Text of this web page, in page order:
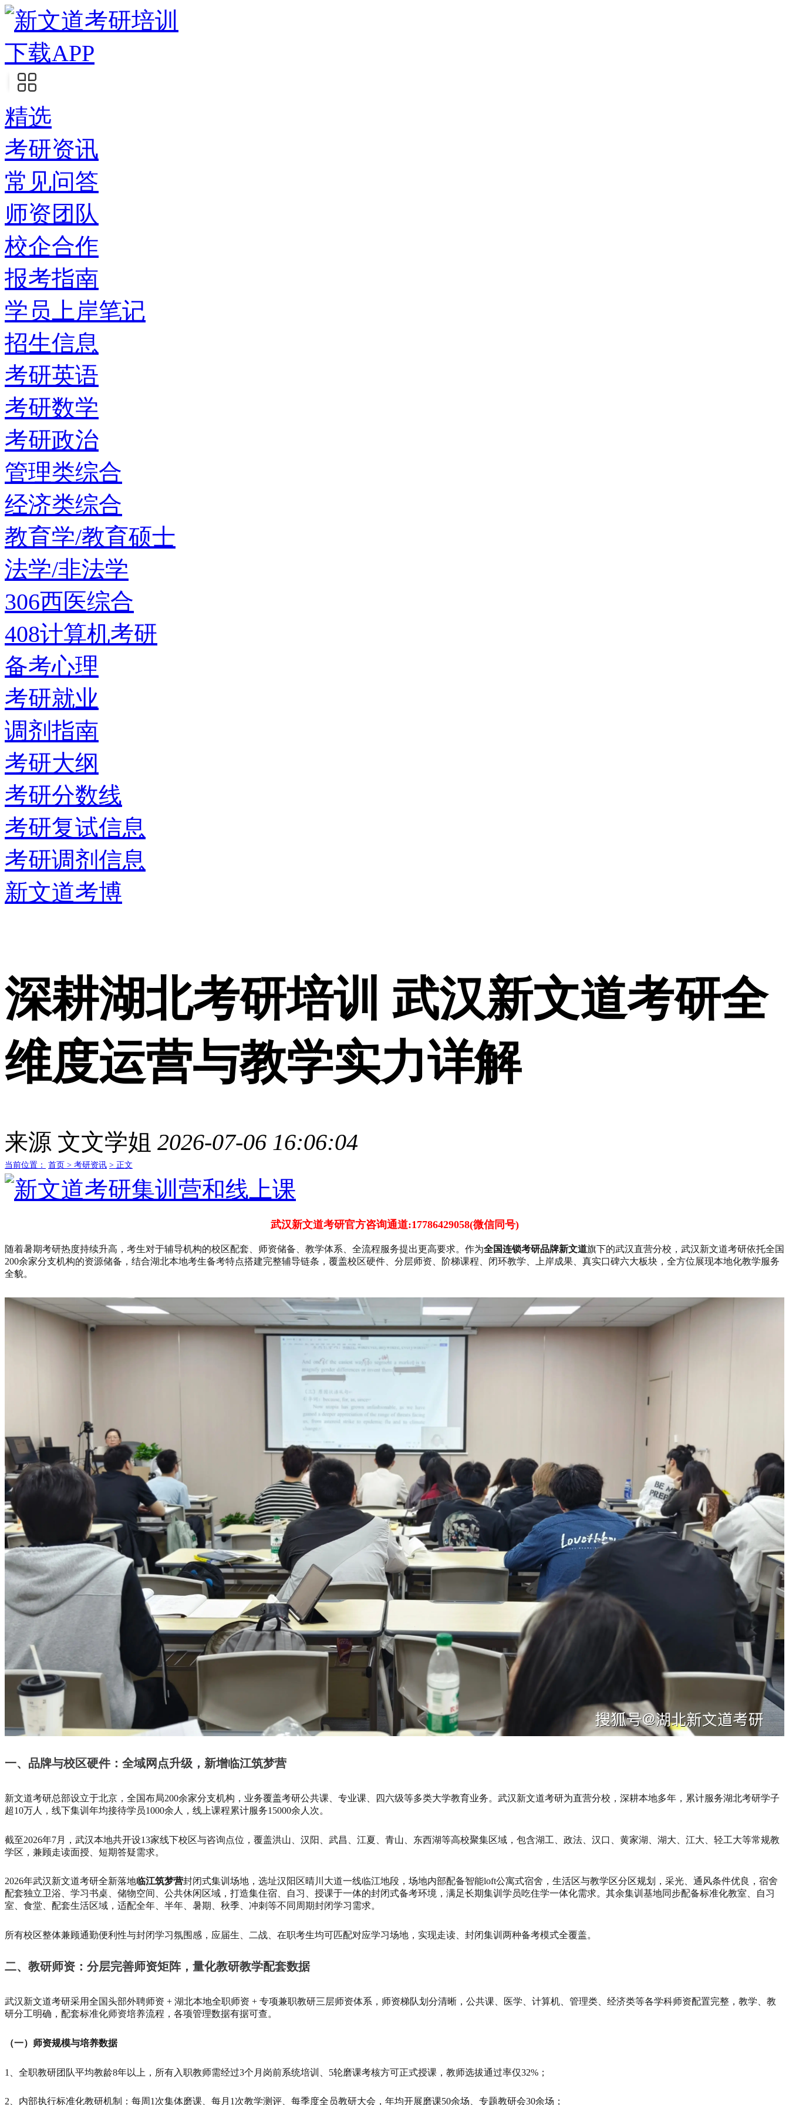
下载APP
精选
考研资讯
常见问答
师资团队
校企合作
报考指南
学员上岸笔记
招生信息
考研英语
考研数学
考研政治
管理类综合
经济类综合
教育学/教育硕士
法学/非法学
306西医综合
408计算机考研
备考心理
考研就业
调剂指南
考研大纲
考研分数线
考研复试信息
考研调剂信息
新文道考博
深耕湖北考研培训 武汉新文道考研全
维度运营与教学实力详解
来源 文文学姐 2026-07-06 16:06:04
当前位置： 首页 > 考研资讯 > 正文
武汉新文道考研官方咨询通道:17786429058(微信同号)
随着暑期考研热度持续升高，考生对于辅导机构的校区配套、师资储备、教学体系、全流程服务提出更高要求。作为全国连锁考研品牌新文道旗下的武汉直营分校，武汉新文道考研依托全国
200余家分支机构的资源储备，结合湖北本地考生备考特点搭建完整辅导链条，覆盖校区硬件、分层师资、阶梯课程、闭环教学、上岸成果、真实口碑六大板块，全方位展现本地化教学服务
全貌。
一、品牌与校区硬件：全域网点升级，新增临江筑梦营
新文道考研总部设立于北京，全国布局200余家分支机构，业务覆盖考研公共课、专业课、四六级等多类大学教育业务。武汉新文道考研为直营分校，深耕本地多年，累计服务湖北考研学子
超10万人，线下集训年均接待学员1000余人，线上课程累计服务15000余人次。
截至2026年7月，武汉本地共开设13家线下校区与咨询点位，覆盖洪山、汉阳、武昌、江夏、青山、东西湖等高校聚集区域，包含湖工、政法、汉口、黄家湖、湖大、江大、轻工大等常规教
学区，兼顾走读面授、短期答疑需求。
2026年武汉新文道考研全新落地临江筑梦营封闭式集训场地，选址汉阳区晴川大道一线临江地段，场地内部配备智能loft公寓式宿舍，生活区与教学区分区规划，采光、通风条件优良，宿舍
配套独立卫浴、学习书桌、储物空间、公共休闲区域，打造集住宿、自习、授课于一体的封闭式备考环境，满足长期集训学员吃住学一体化需求。其余集训基地同步配备标准化教室、自习
室、食堂、配套生活区域，适配全年、半年、暑期、秋季、冲刺等不同周期封闭学习需求。
所有校区整体兼顾通勤便利性与封闭学习氛围感，应届生、二战、在职考生均可匹配对应学习场地，实现走读、封闭集训两种备考模式全覆盖。
二、教研师资：分层完善师资矩阵，量化教研教学配套数据
武汉新文道考研采用全国头部外聘师资 + 湖北本地全职师资 + 专项兼职教研三层师资体系，师资梯队划分清晰，公共课、医学、计算机、管理类、经济类等各学科师资配置完整，教学、教
研分工明确，配套标准化师资培养流程，各项管理数据有据可查。
（一）师资规模与培养数据
1、全职教研团队平均教龄8年以上，所有入职教师需经过3个月岗前系统培训、5轮磨课考核方可正式授课，教师选拔通过率仅32%；
2、内部执行标准化教研机制：每周1次集体磨课、每月1次教学测评、每季度全员教研大会，年均开展磨课50余场、专题教研会30余场；